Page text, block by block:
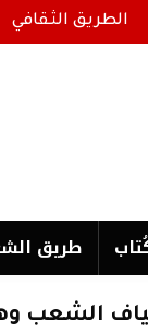
الطريق الثقافي
طریق
الشعب